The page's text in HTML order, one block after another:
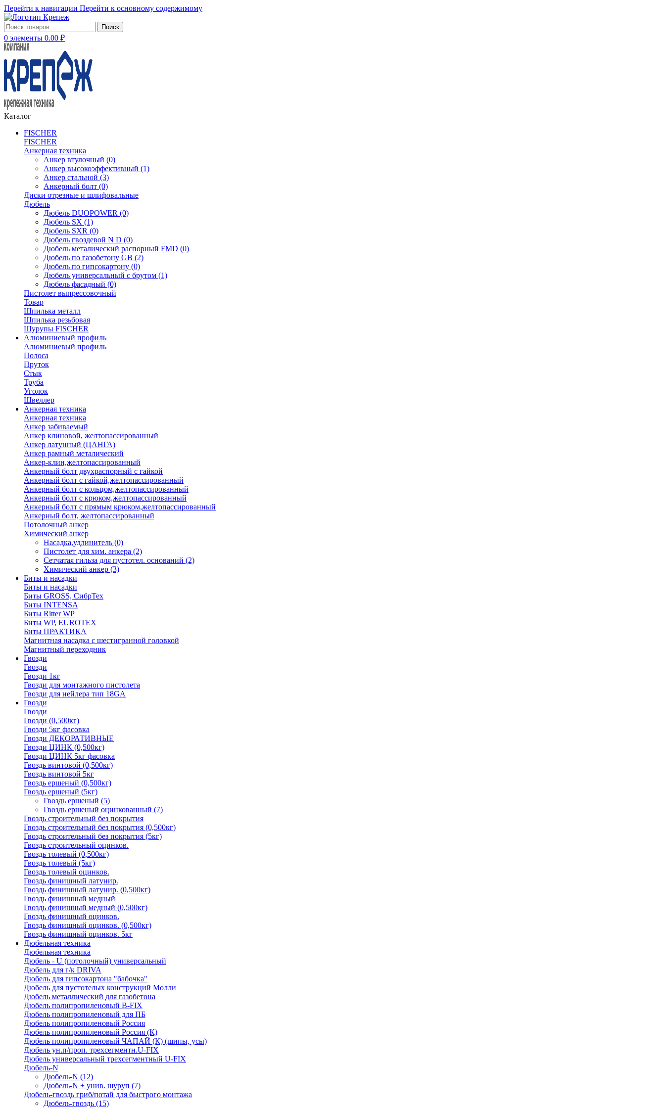
Перейти к навигации Перейти к основному содержимому
Поиск
0 элементы 0.00 ₽
Каталог
FISCHER
FISCHER
Анкерная техника
Анкер втулочный (0)
Анкер высокоэффективный (1)
Анкер стальной (3)
Анкерный болт (0)
Диски отрезные и шлифовальные
Дюбель
Дюбель DUOPOWER (0)
Дюбель SX (1)
Дюбель SXR (0)
Дюбель гвоздевой N D (0)
Дюбель металический распорный FMD (0)
Дюбель по газобетону GB (2)
Дюбель по гипсокартону (0)
Дюбель универсальный с брутом (1)
Дюбель фасадный (0)
Пистолет выпрессовочный
Товар
Шпилька металл
Шпилька резьбовая
Шурупы FISCHER
Алюминиевый профиль
Алюминиевый профиль
Полоса
Пруток
Стык
Труба
Уголок
Швеллер
Анкерная техника
Анкерная техника
Анкер забиваемый
Анкер клиновой, желтопассированный
Анкер латунный (ЦАНГА)
Анкер рамный металический
Анкер-клин,желтопассированный
Анкерный болт двухраспорный с гайкой
Анкерный болт с гайкой,желтопассированный
Анкерный болт с кольцом,желтопассированный
Анкерный болт с крюком,желтопассированный
Анкерный болт с прямым крюком,желтопассированный
Анкерный болт, желтопассированный
Потолочный анкер
Химический анкер
Насадка,удлинитель (0)
Пистолет для хим. анкера (2)
Сетчатая гильза для пустотел. оснований (2)
Химический анкер (3)
Биты и насадки
Биты и насадки
Биты GROSS, СибрТех
Биты INTENSA
Биты Ritter WP
Биты WP, EUROTEX
Биты ПРАКТИКА
Магнитная насадка с шестигранной головкой
Магнитный переходник
Гвозди
Гвозди
Гвозди 1кг
Гвозди для монтажного пистолета
Гвозди для нейлера тип 18GA
Гвозди
Гвозди
Гвозди (0,500кг)
Гвозди 5кг фасовка
Гвозди ДЕКОРАТИВНЫЕ
Гвозди ЦИНК (0,500кг)
Гвозди ЦИНК 5кг фасовка
Гвоздь винтовой (0,500кг)
Гвоздь винтовой 5кг
Гвоздь ершеный (0,500кг)
Гвоздь ершеный (5кг)
Гвоздь ершеный (5)
Гвоздь ершеный оцинкованный (7)
Гвоздь строительный без покрытия
Гвоздь строительный без покрытия (0,500кг)
Гвоздь строительный без покрытия (5кг)
Гвоздь строительный оцинков.
Гвоздь толевый (0,500кг)
Гвоздь толевый (5кг)
Гвоздь толевый оцинков.
Гвоздь финишный латунир.
Гвоздь финишный латунир. (0,500кг)
Гвоздь финишный медный
Гвоздь финишный медный (0,500кг)
Гвоздь финишный оцинков.
Гвоздь финишный оцинков. (0,500кг)
Гвоздь финишный оцинков. 5кг
Дюбельная техника
Дюбельная техника
Дюбель - U (потолочный) универсальный
Дюбель для г/к DRIVA
Дюбель для гипсокартона "бабочка"
Дюбель для пустотелых конструкций Молли
Дюбель металлический для газобетона
Дюбель полипропиленовый В-FIX
Дюбель полипропиленовый для ПБ
Дюбель полипропиленовый Россия
Дюбель полипропиленовый Россия (К)
Дюбель полипропиленовый ЧАПАЙ (К) (шипы, усы)
Дюбель ун.п/проп. трехсегментн.U-FIX
Дюбель универсальный трехсегментный U-FIX
Дюбель-N
Дюбель-N (12)
Дюбель-N + унив. шуруп (7)
Дюбель-гвоздь гриб/потай для быстрого монтажа
Дюбель-гвоздь (15)